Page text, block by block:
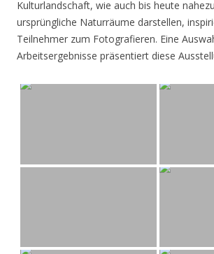
Kulturlandschaft, wie auch bis heute
ursprüngliche Naturräume darstellen,
Teilnehmer zum Fotografieren. Eine
Arbeitsergebnisse präsentiert diese